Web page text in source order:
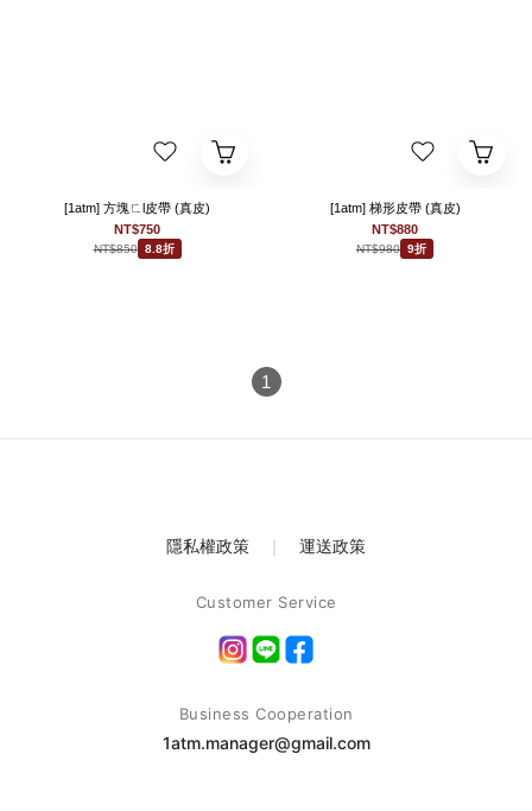
[1atm] 方塊ㄈl皮帶 (真皮)
NT$750
NT$850 8.8折
[1atm] 梯形皮帶 (真皮)
NT$880
NT$980 9折
1
隱私權政策 ｜ 運送政策
Customer Service
Business Cooperation
1atm.manager@gmail.com